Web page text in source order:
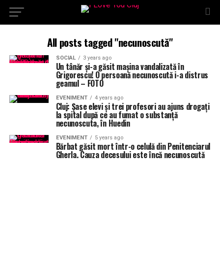
All posts tagged "necunoscută"
SOCIAL 3 years ago
Un tânăr și-a găsit mașina vandalizată în
Grigorescu! O persoană necunoscută i-a distrus
geamul – FOTO
EVENIMENT 4 years ago
Cluj: Șase elevi și trei profesori au ajuns drogați
la spital după ce au fumat o substanță
necunoscuta, în Huedin
EVENIMENT 5 years ago
Bărbat găsit mort într-o celulă din Penitenciarul
Gherla. Cauza decesului este încă necunoscută